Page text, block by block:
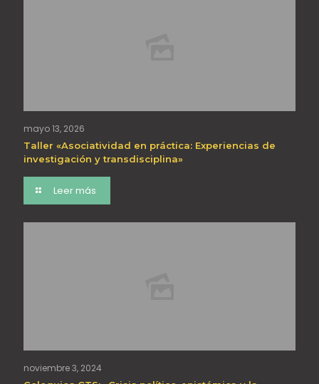
mayo 13, 2026
Taller «Asociatividad en práctica: Experiencias de
investigación y transdisciplina»
Leer más
noviembre 3, 2024